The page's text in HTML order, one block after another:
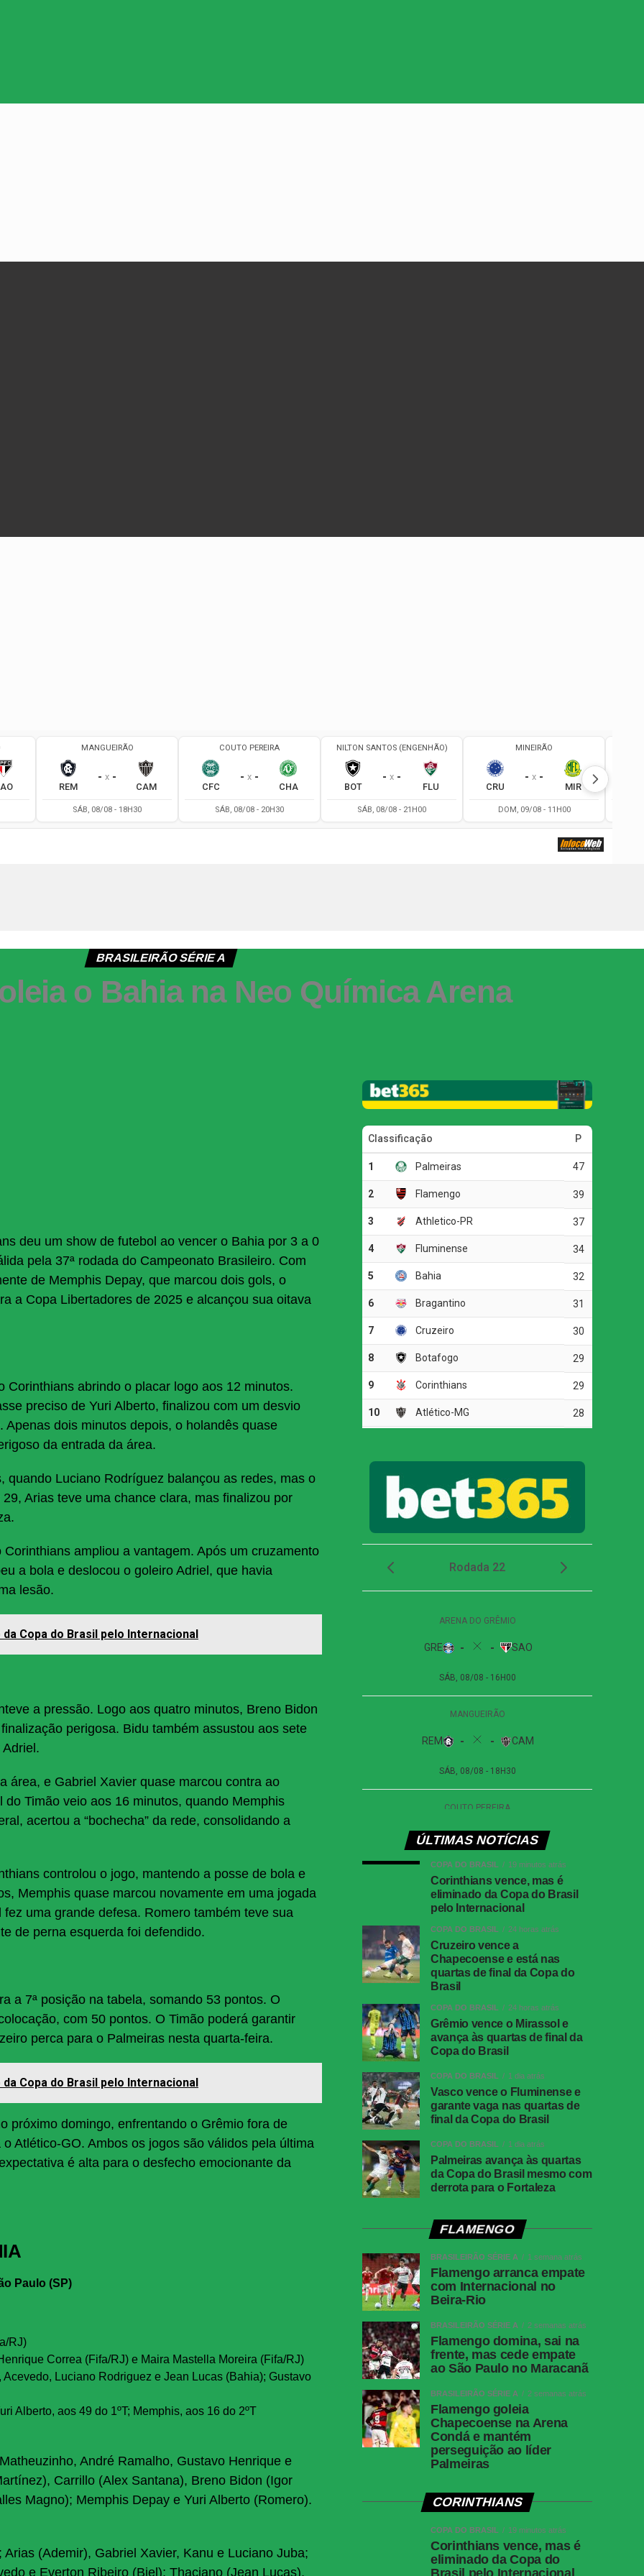
BRASILEIRÃO SÉRIE A
o Bahia na Neo Química Arena
deu um show de futebol ao vencer o Bahia por 3 a 0
pela 37ª rodada do Campeonato Brasileiro. Com
de Memphis Depay, que marcou dois gols, o
a Copa Libertadores de 2025 e alcançou sua oitava
Corinthians abrindo o placar logo aos 12 minutos.
preciso de Yuri Alberto, finalizou com um desvio
dois minutos depois, o holandês quase
da entrada da área.
quando Luciano Rodríguez balançou as redes, mas o
Arias teve uma chance clara, mas finalizou por
ampliou a vantagem. Após um cruzamento
a bola e deslocou o goleiro Adriel, que havia
lesão.
Copa do Brasil pelo Internacional
a pressão. Logo aos quatro minutos, Breno Bidon
perigosa. Bidu também assustou aos sete
área, e Gabriel Xavier quase marcou contra ao
Timão veio aos 16 minutos, quando Memphis
acertou a “bochecha” da rede, consolidando a
controlou o jogo, mantendo a posse de bola e
Memphis quase marcou novamente em uma jogada
uma grande defesa. Romero também teve sua
de perna esquerda foi defendido.
a 7ª posição na tabela, somando 53 pontos. O
com 50 pontos. O Timão poderá garantir
perca para o Palmeiras nesta quarta-feira.
Copa do Brasil pelo Internacional
próximo domingo, enfrentando o Grêmio fora de
Atlético-GO. Ambos os jogos são válidos pela última
é alta para o desfecho emocionante da
Paulo (SP)
RJ)
Correa (Fifa/RJ) e Maira Mastella Moreira (Fifa/RJ)
Acevedo, Luciano Rodriguez e Jean Lucas (Bahia); Gustavo
Alberto, aos 49 do 1ºT; Memphis, aos 16 do 2ºT
André Ramalho, Gustavo Henrique e
Carrillo (Alex Santana), Breno Bidon (Igor
Magno); Memphis Depay e Yuri Alberto (Romero).
Arias (Ademir), Gabriel Xavier, Kanu e Luciano Juba;
e Everton Ribeiro (Biel); Thaciano (Jean Lucas),
ÚLTIMAS NOTÍCIAS
COPA DO BRASIL 19 minutos atrás
Corinthians vence, mas é
eliminado da Copa do Brasil
pelo Internacional
COPA DO BRASIL 24 horas atrás
Cruzeiro vence a
Chapecoense e está nas
quartas de final da Copa do
Brasil
COPA DO BRASIL 24 horas atrás
Grêmio vence o Mirassol e
avança às quartas de final da
Copa do Brasil
COPA DO BRASIL 1 dia atrás
Vasco vence o Fluminense e
garante vaga nas quartas de
final da Copa do Brasil
COPA DO BRASIL 1 dia atrás
Palmeiras avança às quartas
da Copa do Brasil mesmo com
derrota para o Fortaleza
FLAMENGO
BRASILEIRÃO SÉRIE A 1 semana atrás
Flamengo arranca empate
com Internacional no
Beira-Rio
BRASILEIRÃO SÉRIE A 2 semanas atrás
Flamengo domina, sai na
frente, mas cede empate
ao São Paulo no Maracanã
BRASILEIRÃO SÉRIE A 2 semanas atrás
Flamengo goleia
Chapecoense na Arena
Condá e mantém
perseguição ao líder
Palmeiras
CORINTHIANS
COPA DO BRASIL 19 minutos atrás
Corinthians vence, mas é
eliminado da Copa do
Brasil pelo Internacional